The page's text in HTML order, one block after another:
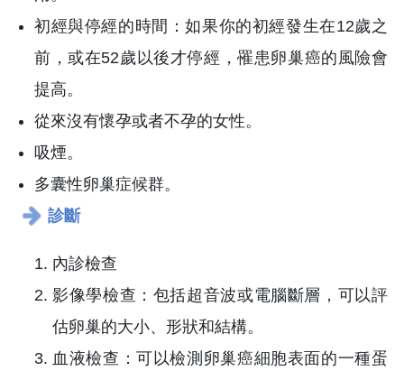
初經與停經的時間 ：如果你的初經發生在12歲之
前，或在52歲以後才停經，罹患卵巢癌的風險會
提高。
從來沒有懷孕或者不孕的女性。
吸煙。
多囊性卵巢症候群。
診斷
內診檢查
影像學檢查 ： 包括超音波或電腦斷層，可以評
估卵巢的大小、形狀和結構。
血液檢查 ：可以檢測卵巢癌細胞表面的一種蛋